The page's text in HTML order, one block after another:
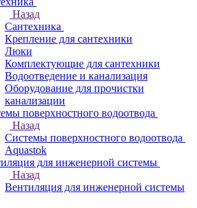
Назад
Сантехника
Крепление для сантехники
Люки
Комплектующие для сантехники
Водоотведение и канализация
Оборудование для прочистки
канализации
поверхностного водоотвода
Назад
Системы поверхностного водоотвода
Aquastok
для инженерной системы
Назад
Вентиляция для инженерной системы